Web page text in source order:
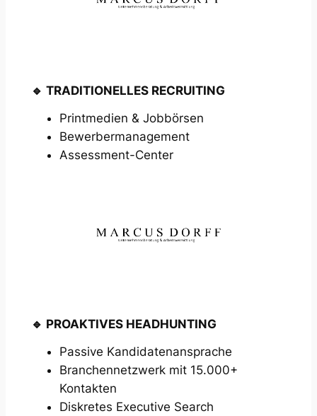
🔹 TRADITIONELLES RECRUITING
Printmedien & Jobbörsen
Bewerbermanagement
Assessment-Center
🔹 PROAKTIVES HEADHUNTING
Passive Kandidatenansprache
Branchennetzwerk mit 15.000+
Kontakten
Diskretes Executive Search